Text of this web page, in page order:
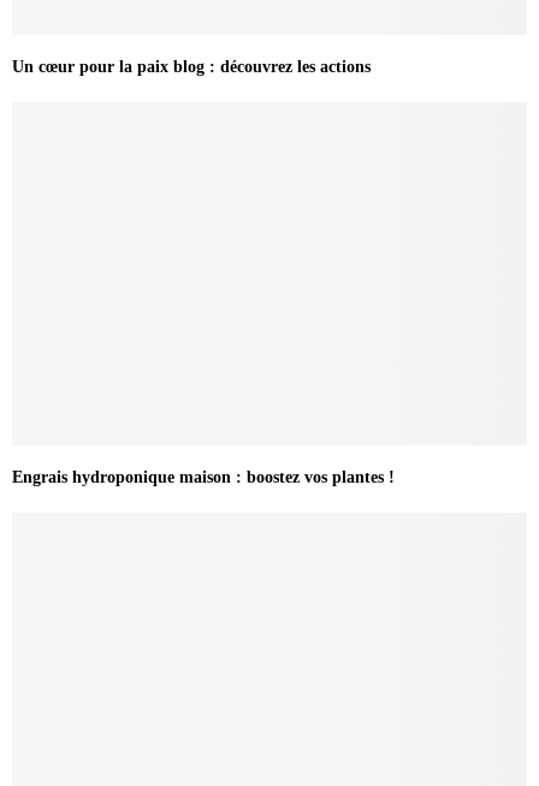
Un cœur pour la paix blog : découvrez les actions
Engrais hydroponique maison : boostez vos plantes !